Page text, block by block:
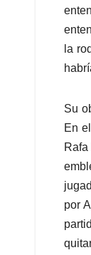
la
Su
En
por